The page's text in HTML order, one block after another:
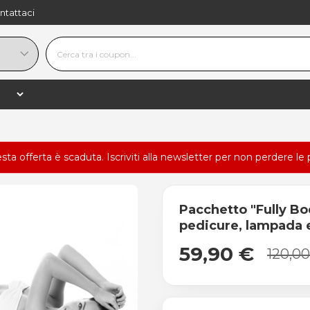
offerta è scaduta. Iscriviti alla newsletter per non perdere le
Pacchetto "Fully
pedicure, lampada
59,90 €